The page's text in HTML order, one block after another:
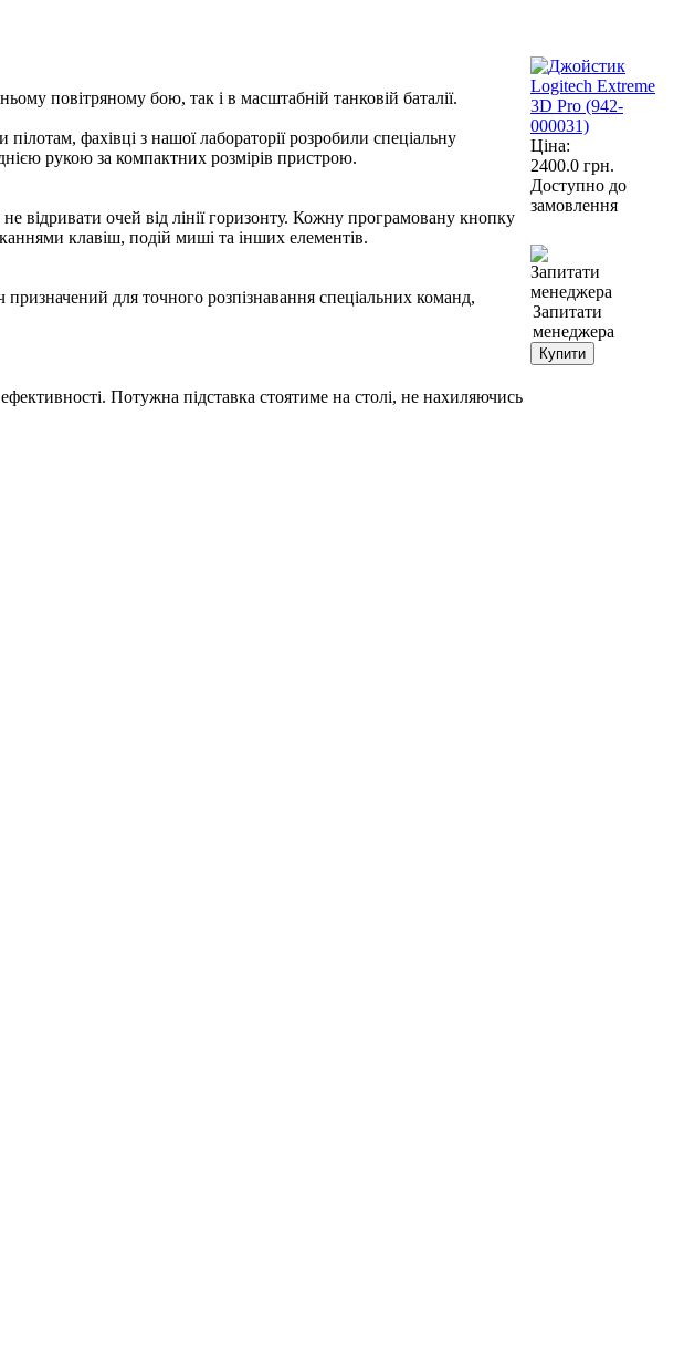
повітряному бою, так і в масштабній танковій баталії.
фахівці з нашої лабораторії розробили спеціальну
рукою за компактних розмірів пристрою.
відривати очей від лінії горизонту. Кожну програмовану кнопку
клавіш, подій миші та інших елементів.
для точного розпізнавання спеціальних команд,
Потужна підставка стоятиме на столі, не нахиляючись
Ціна:
2400.0 грн.
Доступно до
замовлення
Запитати
менеджера
Купити